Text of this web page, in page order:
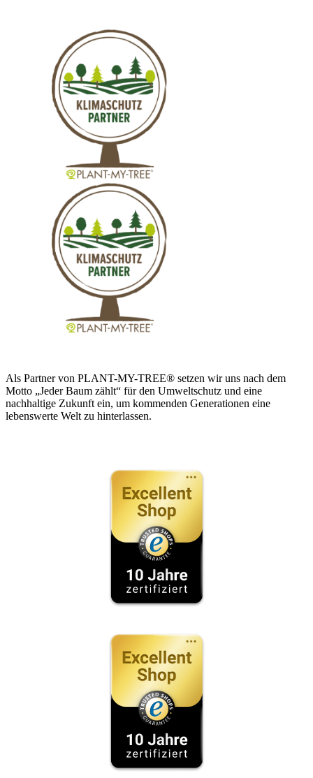
Als Partner von PLANT-MY-TREE® setzen wir uns nach dem
Motto „Jeder Baum zählt“ für den Umweltschutz und eine
nachhaltige Zukunft ein, um kommenden Generationen eine
lebenswerte Welt zu hinterlassen.